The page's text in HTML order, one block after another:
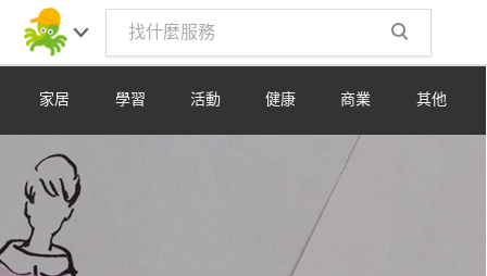
家居 學習 活動 健康 商業 其他